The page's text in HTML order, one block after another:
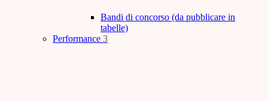
Bandi di concorso (da pubblicare in
tabelle)
Performance 3